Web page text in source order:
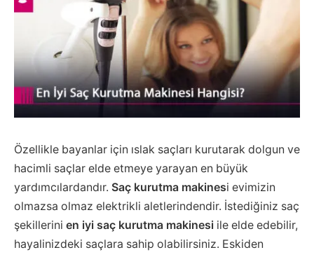
Özellikle bayanlar için ıslak saçları kurutarak dolgun ve
hacimli saçlar elde etmeye yarayan en büyük
yardımcılardandır. Saç kurutma makinesi evimizin
olmazsa olmaz elektrikli aletlerindendir. İstediğiniz saç
şekillerini en iyi saç kurutma makinesi ile elde edebilir,
hayalinizdeki saçlara sahip olabilirsiniz. Eskiden